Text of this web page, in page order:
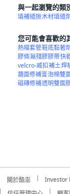
與一起瀏覽的類
填補縫隙木材填縫
您可能會喜歡的
熱縮套管鞋底黏著
膠條無殘膠膠帶快
velcro-威扣補土焊
牆面修補膏泡棉雙
磁磚修補透明雙面
關於酷澎 Investor